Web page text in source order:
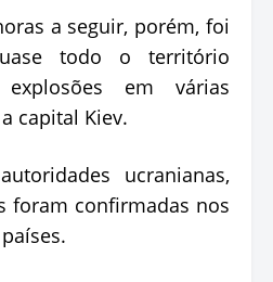
a seguir, porém, foi
todo o território
em várias
capital Kiev.
ucranianas,
foram confirmadas nos